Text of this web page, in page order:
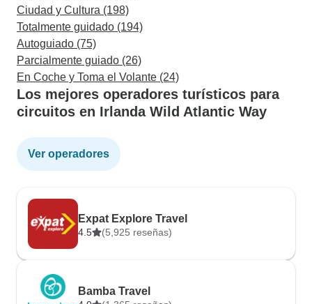
Ciudad y Cultura (198)
Totalmente guidado (194)
Autoguiado (75)
Parcialmente guiado (26)
En Coche y Toma el Volante (24)
Los mejores operadores turísticos para
circuitos en Irlanda Wild Atlantic Way
Ver operadores
Expat Explore Travel
4.5 (5,925 reseñas)
Bamba Travel